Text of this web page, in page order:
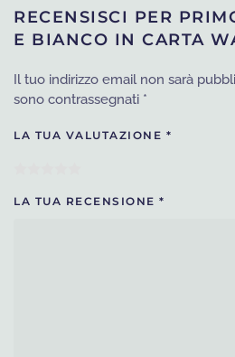
RECENSISCI PER
E BIANCO IN CARTA
Il tuo indirizzo email non sarà
sono contrassegnati *
LA TUA VALUTAZIONE *
LA TUA RECENSIONE *